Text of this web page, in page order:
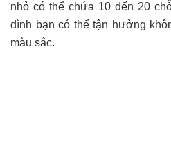
nhỏ có thể chứa 10 đến 20
đình bạn có thể tận hưởng
màu sắc.